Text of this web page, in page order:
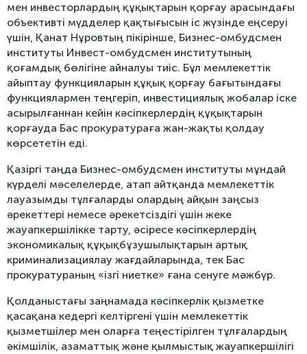
мен инвесторлардың құқықтарын қорғау арасындағы
объективті мүдделер қақтығысын іс жүзінде еңсеруі
үшін, Қанат Нұровтың пікірінше, Бизнес-омбудсмен
институты Инвест-омбудсмен институтының
қоғамдық бөлігіне айналуы тиіс. Бұл мемлекеттік
айыптау функцияларын құқық қорғау бағытындағы
функциялармен теңгеріп, инвестициялық жобалар іске
асырылғаннан кейін кәсіпкерлердің құқықтарын
қорғауда Бас прокуратураға жан-жақты қолдау
көрсететін еді.
Қазіргі таңда Бизнес-омбудсмен институты мұндай
күрделі мәселелерде, атап айтқанда мемлекеттік
лауазымды тұлғаларды олардың айқын заңсыз
әрекеттері немесе әрекетсіздігі үшін жеке
жауапкершілікке тарту, әсіресе кәсіпкерлердің
экономикалық құқықбұзушылықтарын артық
криминализациялау жағдайларында, тек Бас
прокуратураның «ізгі ниетке» ғана сенуге мәжбүр.
Қолданыстағы заңнамада кәсіпкерлік қызметке
қасақана кедергі келтіргені үшін мемлекеттік
қызметшілер мен оларға теңестірілген тұлғалардың
әкімшілік, азаматтық және қылмыстық жауапкершілігі